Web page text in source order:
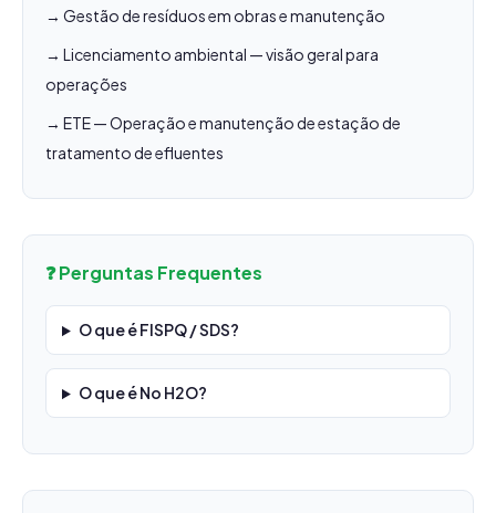
→ Gestão de resíduos em obras e manutenção
→ Licenciamento ambiental — visão geral para
operações
→ ETE — Operação e manutenção de estação de
tratamento de efluentes
❓ Perguntas Frequentes
O que é FISPQ / SDS?
O que é No H2O?